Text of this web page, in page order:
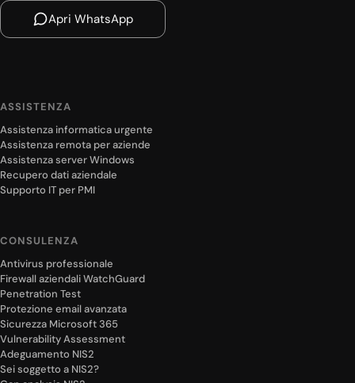
Apri WhatsApp
ASSISTENZA
Assistenza informatica urgente
Assistenza remota per aziende
Assistenza server Windows
Recupero dati aziendale
Supporto IT per PMI
CONSULENZA
Antivirus professionale
Firewall aziendali WatchGuard
Penetration Test
Protezione email avanzata
Sicurezza Microsoft 365
Vulnerability Assessment
Adeguamento NIS2
Sei soggetto a NIS2?